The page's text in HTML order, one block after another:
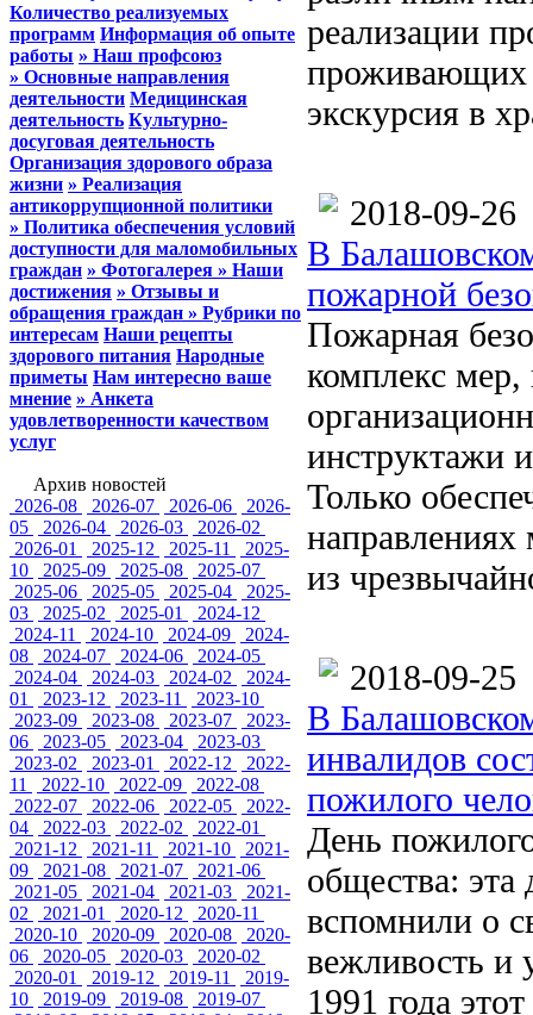
Количество реализуемых
программ Информация об опыте
работы » Наш профсоюз
» Основные направления
деятельности Медицинская
деятельность Культурно-
досуговая деятельность
Организация здорового образа
жизни » Реализация
антикоррупционной политики
» Политика обеспечения условий
доступности для маломобильных
граждан » Фотогалерея » Наши
достижения » Отзывы и
обращения граждан » Рубрики по
интересам Наши рецепты
здорового питания Народные
приметы Нам интересно ваше
мнение » Анкета
удовлетворенности качеством
услуг
Архив новостей
2026-08
2026-07 2026-06
2026-
05
2026-04 2026-03
2026-02
2026-01
2025-12 2025-11
2025-
10
2025-09 2025-08
2025-07
2025-06
2025-05 2025-04
2025-
03
2025-02 2025-01
2024-12
2024-11
2024-10 2024-09
2024-
08
2024-07 2024-06
2024-05
2024-04
2024-03 2024-02
2024-
01
2023-12 2023-11
2023-10
2023-09
2023-08 2023-07
2023-
06
2023-05 2023-04
2023-03
2023-02
2023-01 2022-12
2022-
11
2022-10 2022-09
2022-08
2022-07
2022-06 2022-05
2022-
04
2022-03 2022-02
2022-01
2021-12
2021-11 2021-10
2021-
09
2021-08 2021-07
2021-06
2021-05
2021-04 2021-03
2021-
02
2021-01 2020-12
2020-11
2020-10
2020-09 2020-08
2020-
06
2020-05 2020-03
2020-02
2020-01
2019-12 2019-11
2019-
10
2019-09 2019-08
2019-07
реализации
проживающих
экскурсия в
2018-09-26
В
пожарной
Пожарная
комплекс мер,
инструктажи
Только
направлениях
из
2018-09-25
В
инвалидов
пожилого
День
общества: эта
вспомнили о
вежливость и
1991 года